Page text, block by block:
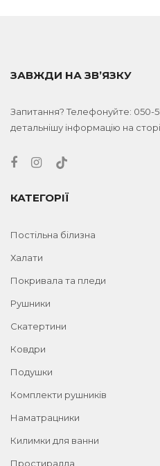
ЗАВЖДИ НА ЗВ’ЯЗКУ
Запитання? Телефонуйте: 050-
детальнішу інформацію на
КАТЕГОРІЇ
Постільна білизна
Халати
Покривала та пледи
Рушники
Скатертини
Ковдри
Подушки
Комплекти рушників
Наматрацники
Килимки для ванни
Простирадла